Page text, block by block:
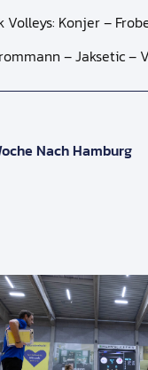
Konjer –
– Jaksetic –
Nach Hamburg